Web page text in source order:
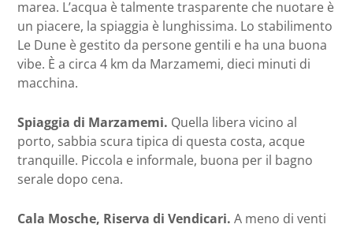
marea. L’acqua è talmente trasparente che nuotare è
un piacere, la spiaggia è lunghissima. Lo stabilimento
Le Dune è gestito da persone gentili e ha una buona
vibe. È a circa 4 km da Marzamemi, dieci minuti di
macchina.
Spiaggia di Marzamemi. Quella libera vicino al
porto, sabbia scura tipica di questa costa, acque
tranquille. Piccola e informale, buona per il bagno
serale dopo cena.
Cala Mosche, Riserva di Vendicari. A meno di venti